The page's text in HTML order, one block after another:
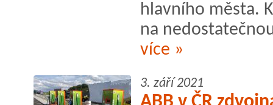
hlavního města.
na
více »
3. září 2021